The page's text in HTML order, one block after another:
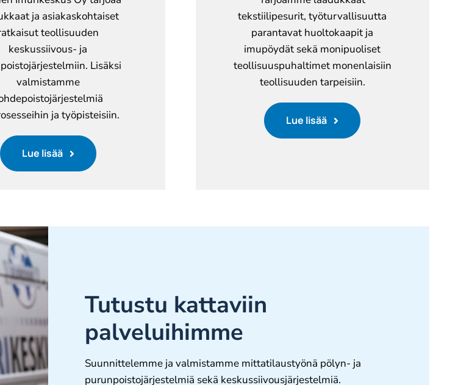
ja asiakaskohtaiset
teollisuuden
keskussiivous- ja
Lisäksi
valmistamme
ja työpisteisiin.
Lue lisää
tekstiilipesurit, työturvallisuutta
parantavat huoltokaapit ja
imupöydät sekä monipuoliset
teollisuuspuhaltimet monenlaisiin
teollisuuden tarpeisiin.
Lue lisää
Tutustu kattaviin
palveluihimme
Suunnittelemme ja valmistamme mittatilaustyönä pölyn- ja
purunpoistojärjestelmiä sekä keskussiivousjärjestelmiä.